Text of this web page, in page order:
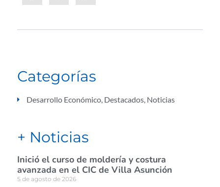
Categorías
Desarrollo Económico, Destacados, Noticias
+ Noticias
Inició el curso de moldería y costura
avanzada en el CIC de Villa Asunción
5 de agosto de 2026